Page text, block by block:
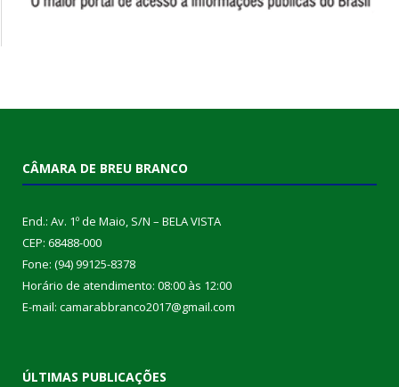
CÂMARA DE BREU BRANCO
End.: Av. 1º de Maio, S/N – BELA VISTA
CEP: 68488-000
Fone: (94) 99125-8378
Horário de atendimento: 08:00 às 12:00
E-mail: camarabbranco2017@gmail.com
ÚLTIMAS PUBLICAÇÕES